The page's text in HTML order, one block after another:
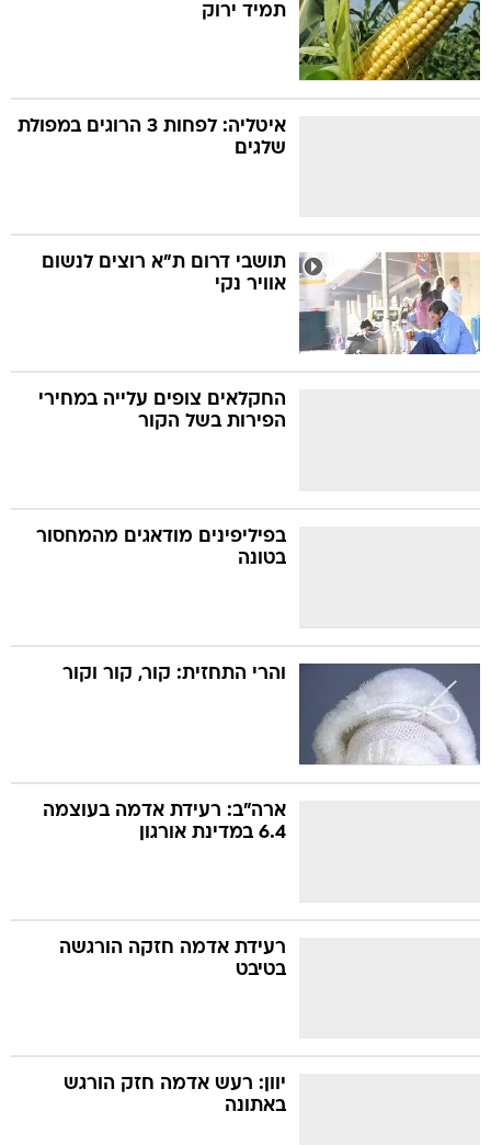
תמיד ירוק
איטליה: לפחות 3 הרוגים במפולת
שלגים
תושבי דרום ת"א רוצים לנשום
אוויר נקי
החקלאים צופים עלייה במחירי
הפירות בשל הקור
בפיליפינים מודאגים מהמחסור
בטונה
והרי התחזית: קור, קור וקור
ארה"ב: רעידת אדמה בעוצמה
6.4 במדינת אורגון
רעידת אדמה חזקה הורגשה
בטיבט
יוון: רעש אדמה חזק הורגש
באתונה